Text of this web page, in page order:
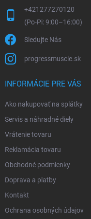
+421277270120
Sledujte Nás
progressmuscle.sk
INFORMÁCIE PRE VÁS
Ako nakupovať na splátky
Servis a náhradné diely
Vrátenie tovaru
Reklamácia tovaru
Obchodné podmienky
Doprava a platby
Kontakt
Ochrana osobných údajov